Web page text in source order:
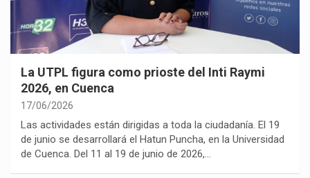
La UTPL figura como prioste del Inti Raymi
2026, en Cuenca
17/06/2026
Las actividades están dirigidas a toda la ciudadanía. El 19
de junio se desarrollará el Hatun Puncha, en la Universidad
de Cuenca. Del 11 al 19 de junio de 2026,…